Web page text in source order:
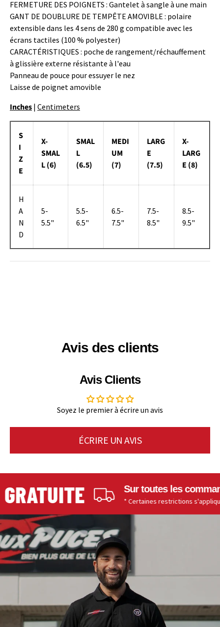
FERMETURE DES POIGNETS : Gantelet à sangle à une main
GANT DE DOUBLURE DE TEMPÊTE AMOVIBLE : polaire
extensible dans les 4 sens de 280 g compatible avec les
écrans tactiles (100 % polyester)
CARACTÉRISTIQUES : poche de rangement/réchauffement
à glissière externe résistante à l'eau
Panneau de pouce pour essuyer le nez
Laisse de poignet amovible
Inches | Centimeters
S
I
Z
E
X-
SMAL
L (6)
SMAL
L
(6.5)
MEDI
UM
(7)
LARG
E
(7.5)
X-
LARG
E (8)
H
A
N
D
5-
5.5"
5.5-
6.5"
6.5-
7.5"
7.5-
8.5"
8.5-
9.5"
Avis des clients
Avis Clients
Soyez le premier à écrire un avis
ÉCRIRE UN AVIS
Sur toutes les
* Certaines restrictions s'appliquent.